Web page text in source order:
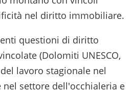
nel diritto immobiliare.
questioni di diritto
(Dolomiti UNESCO,
lavoro stagionale nel
settore dell'occhialeria e